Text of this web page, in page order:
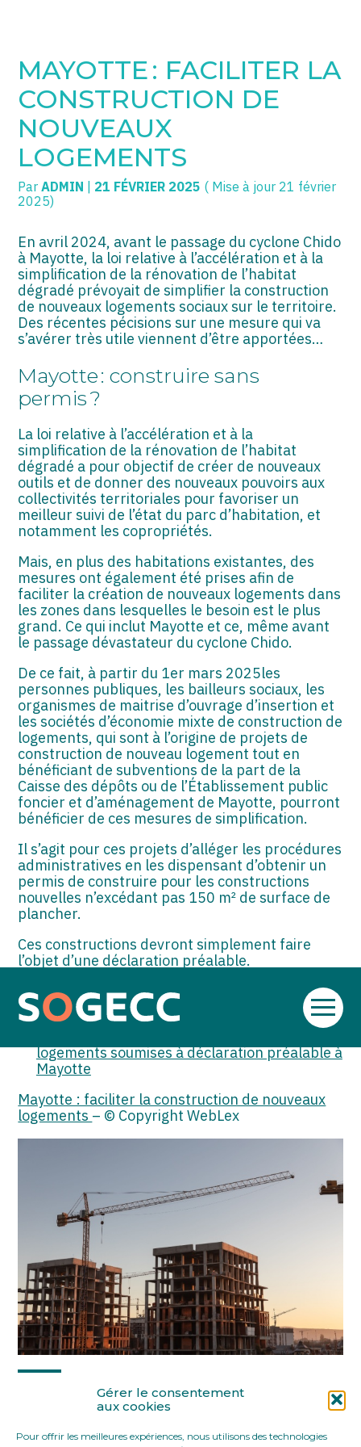
Gérer le consentement
aux cookies
Pour offrir les meilleures expériences, nous utilisons des technologies
Aller
SOGECC – Noisy
SOGECC – République
SOGECC – Turbigo
COMMERÇANTS
GROUPE
SCI / LMNP
PROFESSIONS LIBÉRALES
PARTICULIERS
EXPATRIÉ NON RÉSIDANT
IMPATRIÉ / EXPATRIÉ
ASSOCIATIONS
START-UP
SECTEUR AUDIOVISUEL
Gérer votre quotidien
Piloter votre entreprise
Développer votre entreprise
Construire votre patrimoine
électronique
MAYOTTE : FACILITER LA
CONSTRUCTION DE
NOUVEAUX
LOGEMENTS
ParADMIN 21 FÉVRIER 2025 ( Mise à jour 21 février
2025)
En avril 2024, avant le passage du cyclone Chido
à Mayotte, la loi relative à l’accélération et à la
simplification de la rénovation de l’habitat
dégradé prévoyait de simplifier la construction
de nouveaux logements sociaux sur le territoire.
Des récentes pécisions sur une mesure qui va
s’avérer très utile viennent d’être apportées…
Mayotte : construire sans
permis ?
La loi relative à l’accélération et à la
simplification de la rénovation de l’habitat
dégradé a pour objectif de créer de nouveaux
outils et de donner des nouveaux pouvoirs aux
collectivités territoriales pour favoriser un
meilleur suivi de l’état du parc d’habitation, et
notamment les copropriétés.
Mais, en plus des habitations existantes, des
mesures ont également été prises afin de
faciliter la création de nouveaux logements dans
les zones dans lesquelles le besoin est le plus
grand. Ce qui inclut Mayotte et ce, même avant
le passage dévastateur du cyclone Chido.
De ce fait, à partir du 1er mars 2025les
personnes publiques, les bailleurs sociaux, les
organismes de maitrise d’ouvrage d’insertion et
les sociétés d’économie mixte de construction de
logements, qui sont à l’origine de projets de
construction de nouveau logement tout en
bénéficiant de subventions de la part de la
Caisse des dépôts ou de l’Établissement public
foncier et d’aménagement de Mayotte, pourront
bénéficier de ces mesures de simplification.
Il s’agit pour ces projets d’alléger les procédures
administratives en les dispensant d’obtenir un
permis de construire pour les constructions
nouvelles n’excédant pas 150 m² de surface de
plancher.
Ces constructions devront simplement faire
l’objet d’une déclaration préalable.
Sources :
Décret no 2025-142 du 17 février 2025
logements soumises à déclaration préalable à
Mayotte
Mayotte : faciliter la construction de nouveaux
logements – © Copyright WebLex